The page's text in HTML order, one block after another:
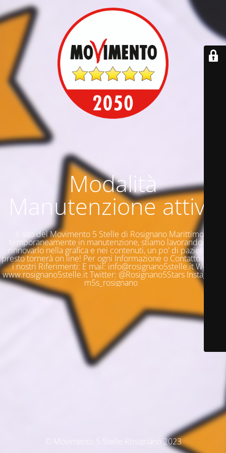
Modalità
Manutenzione attiva
Il sito del Movimento 5 Stelle di Rosignano Marittimo è
temporaneamente in manutenzione, stiamo lavorando per
rinnovarlo nella grafica e nei contenuti, un po' di pazienza e
presto tornerà on line! Per ogni Informazione o Contatto questi
i nostri Riferimenti: E mail: info@rosignano5stelle.it Web:
www.rosignano5stelle.it Twitter: @Rosignano5Stars Instagram:
m5s_rosignano
© Movimento 5 Stelle Rosignano 2023